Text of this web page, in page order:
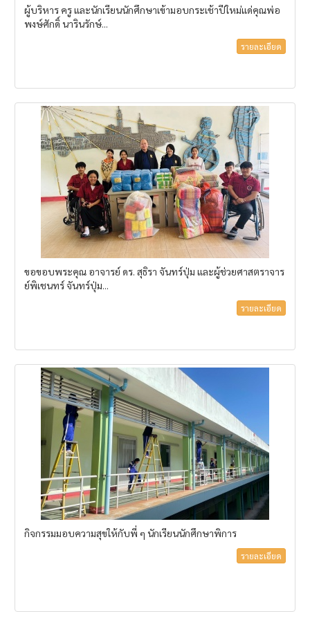
ผู้บริหาร ครู และนักเรียนนักศึกษาเข้ามอบกระเช้าปีใหม่แด่คุณพ่อ
พงษ์ศักดิ์ นารินรักษ์...
รายละเอียด
ขอขอบพระคุณ อาจารย์ ดร. สุธิรา จันทร์ปุ่ม และผู้ช่วยศาสตราจาร
ย์พิเชนทร์ จันทร์ปุ่ม...
รายละเอียด
กิจกรรมมอบความสุขให้กับพี่ ๆ นักเรียนนักศึกษาพิการ
รายละเอียด